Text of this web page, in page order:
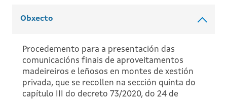
Obxecto
Procedemento para a presentación das
comunicacións finais de aproveitamentos
madeireiros e leñosos en montes de xestión
privada, que se recollen na sección quinta do
capítulo III do decreto 73/2020, do 24 de